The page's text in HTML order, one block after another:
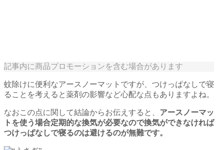
記事内に商品プロモーションを含む場合があります
蚊除けに便利なアースノーマットですが、つけっぱなしで寝
ることを考えると薬剤の影響など心配な点もありますよね。
なおこの点に関して結論からお伝えすると、 アースノーマッ
トを使う場合定期的な換気が必要なので換気ができなければ
つけっぱなしで寝るのは避けるのが無難です。